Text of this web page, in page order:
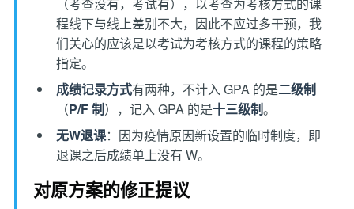
（考查没有，考试有），以考查为考核方式的课
程线下与线上差别不大，因此不应过多干预，我
们关心的应该是以考试为考核方式的课程的策略
指定。
成绩记录方式有两种，不计入 GPA 的是二级制
（P/F制），记入 GPA 的是十三级制。
无W退课：因为疫情原因新设置的临时制度，即
退课之后成绩单上没有 W。
对原方案的修正提议